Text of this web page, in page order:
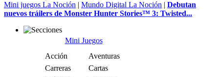
Mini juegos La Noción | Mundo Digital La Noción | Debutan
nuevos tráilers de Monster Hunter Stories™ 3: Twisted...
Mini Juegos
Acción
Aventuras
Carreras
Cartas